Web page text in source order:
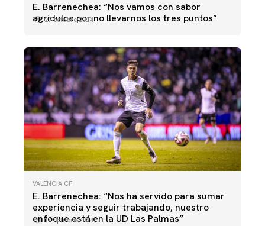
E. Barrenechea: “Nos vamos con sabor
agridulce por no llevarnos los tres puntos”
27 octubre 2024
VALENCIA CF
E. Barrenechea: “Nos ha servido para sumar
experiencia y seguir trabajando, nuestro
enfoque está en la UD Las Palmas”
14 octubre 2024